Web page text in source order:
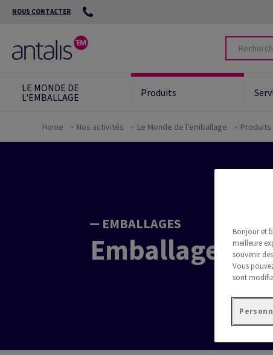
NOUS CONTACTER
LE MONDE DE
L'EMBALLAGE
Produits
Des solutions écologiques
Home Nos activités Le Monde de l'emballage Produits
EMBALLAGES
Emballages
Bonjour et
meilleure
souvenir
Vous
sont